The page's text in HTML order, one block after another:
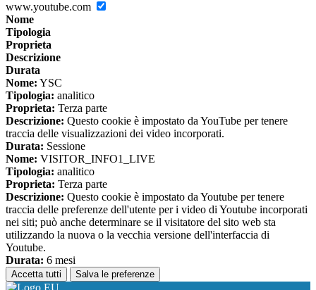
www.youtube.com
Nome
Tipologia
Proprieta
Descrizione
Durata
Nome: YSC
Tipologia: analitico
Proprieta: Terza parte
Descrizione: Questo cookie è impostato da YouTube per tenere
traccia delle visualizzazioni dei video incorporati.
Durata: Sessione
Nome: VISITOR_INFO1_LIVE
Tipologia: analitico
Proprieta: Terza parte
Descrizione: Questo cookie è impostato da Youtube per tenere
traccia delle preferenze dell'utente per i video di Youtube incorporati
nei siti; può anche determinare se il visitatore del sito web sta
utilizzando la nuova o la vecchia versione dell'interfaccia di
Youtube.
Durata: 6 mesi
Accetta tutti Salva le preferenze